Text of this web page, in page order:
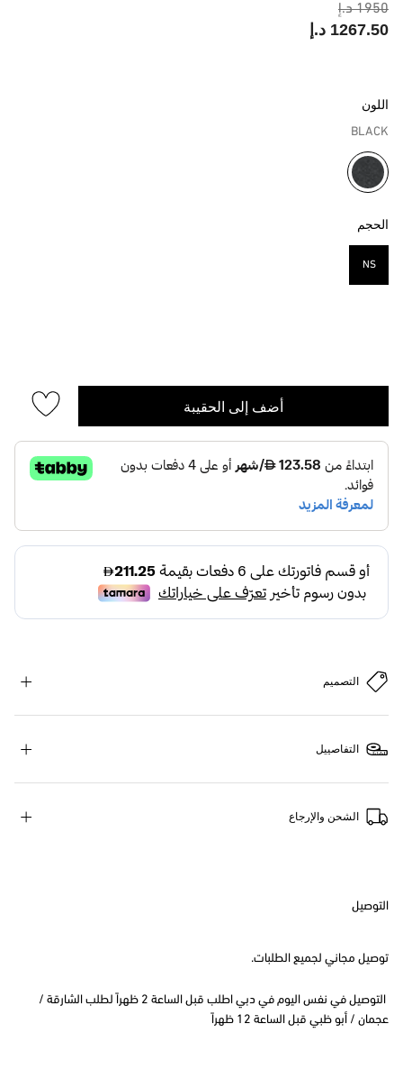
1950 د.إ
1267.50 د.إ
اللون
BLACK
مختار
الحجم
NS
أضف إلى الحقيبة
التصميم
التفاصييل
الشحن والإرجاع
التوصيل
توصيل مجاني لجميع الطلبات.
التوصيل في نفس اليوم في دبي اطلب قبل الساعة 2 ظهراً لطلب الشارقة /
عجمان / أبو ظبي قبل الساعة 12 ظهراً